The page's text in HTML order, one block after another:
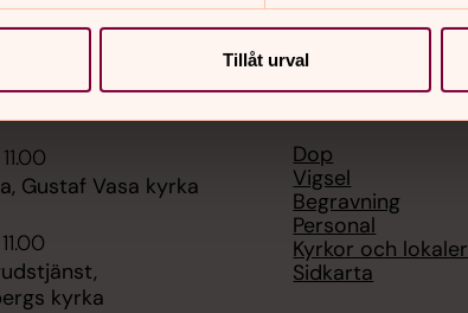
Tillåt urval
Gustaf Vasa kyrka
kyrka
Dop
Vigsel
Begravning
Personal
Kyrkor och lokaler
Sidkarta